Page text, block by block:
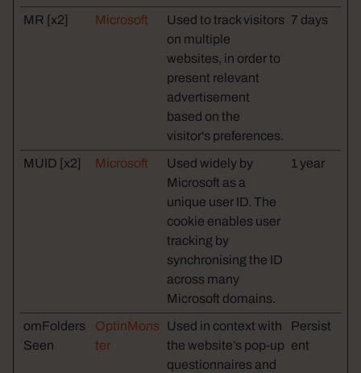
MR [x2] Microsoft
Used to track visitors
on multiple
websites, in order to
present relevant
advertisement
based on the
visitor's preferences.
7 days
MUID [x2] Microsoft
Used widely by
Microsoft as a
unique user ID. The
cookie enables user
tracking by
synchronising the ID
across many
Microsoft domains.
1 year
omFolders
Seen
OptinMons
ter
Used in context with
the website’s pop-up
questionnaires and
Persist
ent